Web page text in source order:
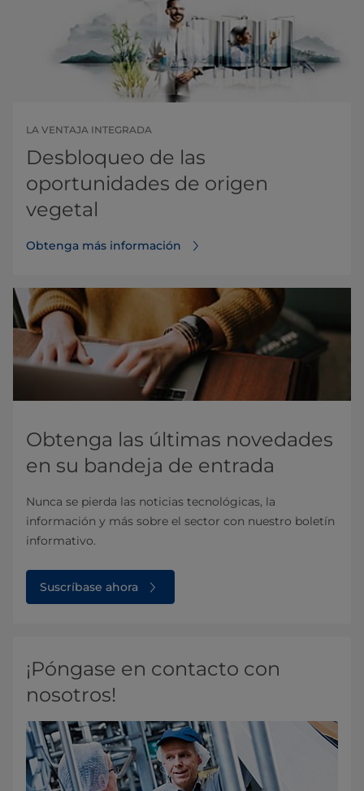
LA VENTAJA INTEGRADA
Desbloqueo de las
oportunidades de origen
vegetal
Obtenga más información
Obtenga las últimas novedades
en su bandeja de entrada
Nunca se pierda las noticias tecnológicas, la
información y más sobre el sector con nuestro boletín
informativo.
Suscríbase ahora
¡Póngase en contacto con
nosotros!